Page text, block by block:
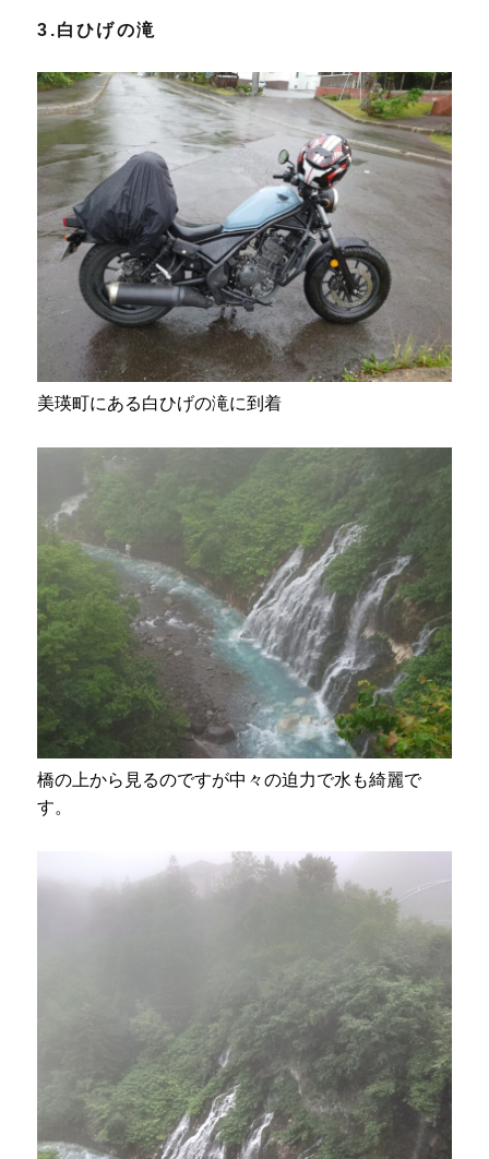
3.白ひげの滝
美瑛町にある白ひげの滝に到着
橋の上から見るのですが中々の迫力で水も綺麗で
す。